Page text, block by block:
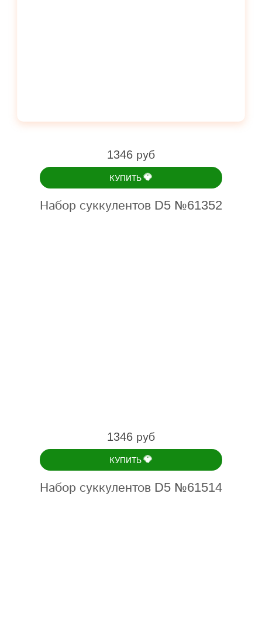
1346 руб
КУПИТЬ💎
Набор суккулентов D5 №61352
1346 руб
КУПИТЬ💎
Набор суккулентов D5 №61514